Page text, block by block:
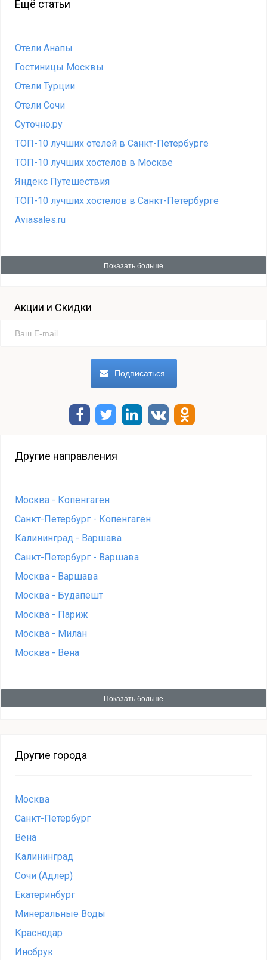
Ещё статьи
Отели Анапы
Гостиницы Москвы
Отели Турции
Отели Сочи
Суточно.ру
ТОП-10 лучших отелей в Санкт-Петербурге
ТОП-10 лучших хостелов в Москве
Яндекс Путешествия
ТОП-10 лучших хостелов в Санкт-Петербурге
Aviasales.ru
Показать больше
Акции и Скидки
Другие направления
Москва - Копенгаген
Санкт-Петербург - Копенгаген
Калининград - Варшава
Санкт-Петербург - Варшава
Москва - Варшава
Москва - Будапешт
Москва - Париж
Москва - Милан
Москва - Вена
Показать больше
Другие города
Москва
Санкт-Петербург
Вена
Калининград
Сочи (Адлер)
Екатеринбург
Минеральные Воды
Краснодар
Инсбрук